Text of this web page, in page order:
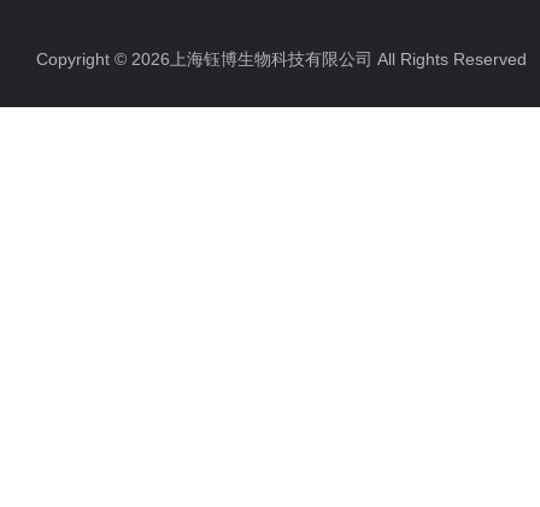
Copyright © 2026上海钰博生物科技有限公司 All Rights